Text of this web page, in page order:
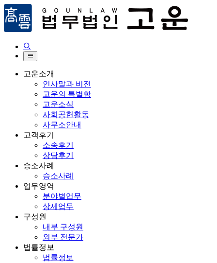


고운소개
인사말과 비전
고운의 특별함
고운소식
사회공헌활동
사무소안내
고객후기
소송후기
상담후기
승소사례
승소사례
업무영역
분야별업무
상세업무
구성원
내부 구성원
외부 전문가
법률정보
법률정보